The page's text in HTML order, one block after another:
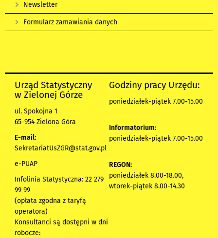
Newsletter
Formularz zamawiania danych
Urząd Statystyczny
w Zielonej Górze
ul. Spokojna 1
65-954 Zielona Góra
E-mail:
SekretariatUsZGR@stat.gov.pl
e-PUAP
Infolinia Statystyczna: 22 279
99 99
(opłata zgodna z taryfą
operatora)
Konsultanci są dostępni w dni
robocze:
Godziny pracy Urzędu:
poniedziałek-piątek 7.00-15.00
Informatorium:
poniedziałek-piątek 7.00-15.00
REGON:
poniedziałek 8.00-18.00,
wtorek-piątek 8.00-14.30